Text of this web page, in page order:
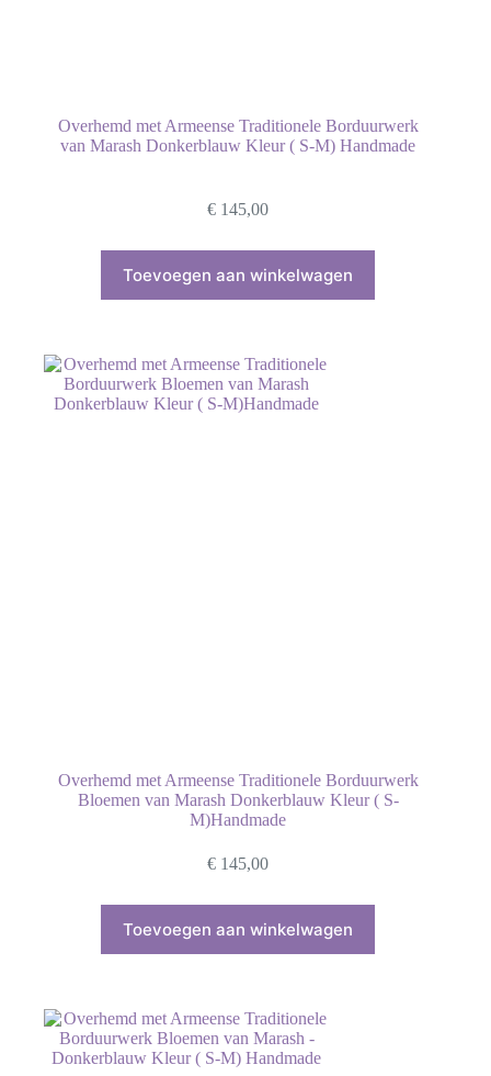
Overhemd met Armeense Traditionele Borduurwerk
van Marash Donkerblauw Kleur ( S-M) Handmade
€ 145,00
Toevoegen aan winkelwagen
Overhemd met Armeense Traditionele Borduurwerk
Bloemen van Marash Donkerblauw Kleur ( S-
M)Handmade
€ 145,00
Toevoegen aan winkelwagen